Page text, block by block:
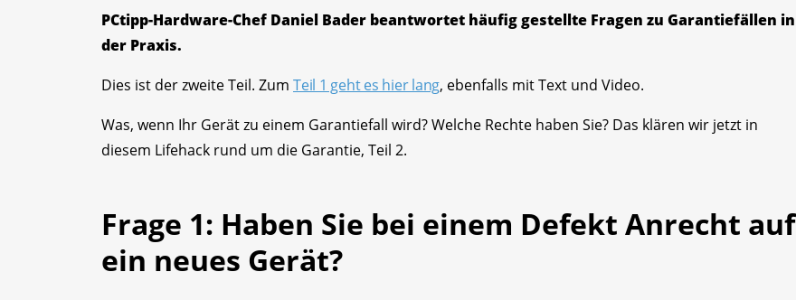
PCtipp-Hardware-Chef Daniel Bader beantwortet häufig gestellte Fragen zu Garantiefällen in
der Praxis.
Dies ist der zweite Teil. Zum Teil 1 geht es hier lang, ebenfalls mit Text und Video.
Was, wenn Ihr Gerät zu einem Garantiefall wird? Welche Rechte haben Sie? Das klären wir jetzt in
diesem Lifehack rund um die Garantie, Teil 2.
Frage 1: Haben Sie bei einem Defekt Anrecht auf
ein neues Gerät?